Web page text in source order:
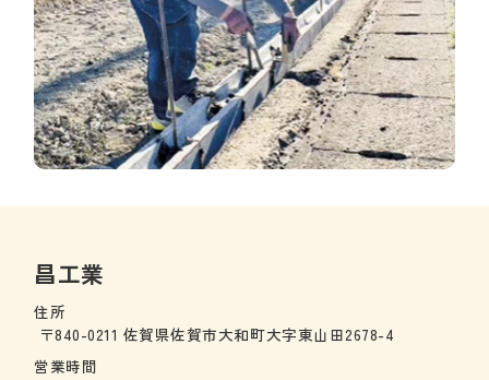
昌工業
住所
〒840-0211 佐賀県佐賀市大和町大字東山田2678-4
営業時間